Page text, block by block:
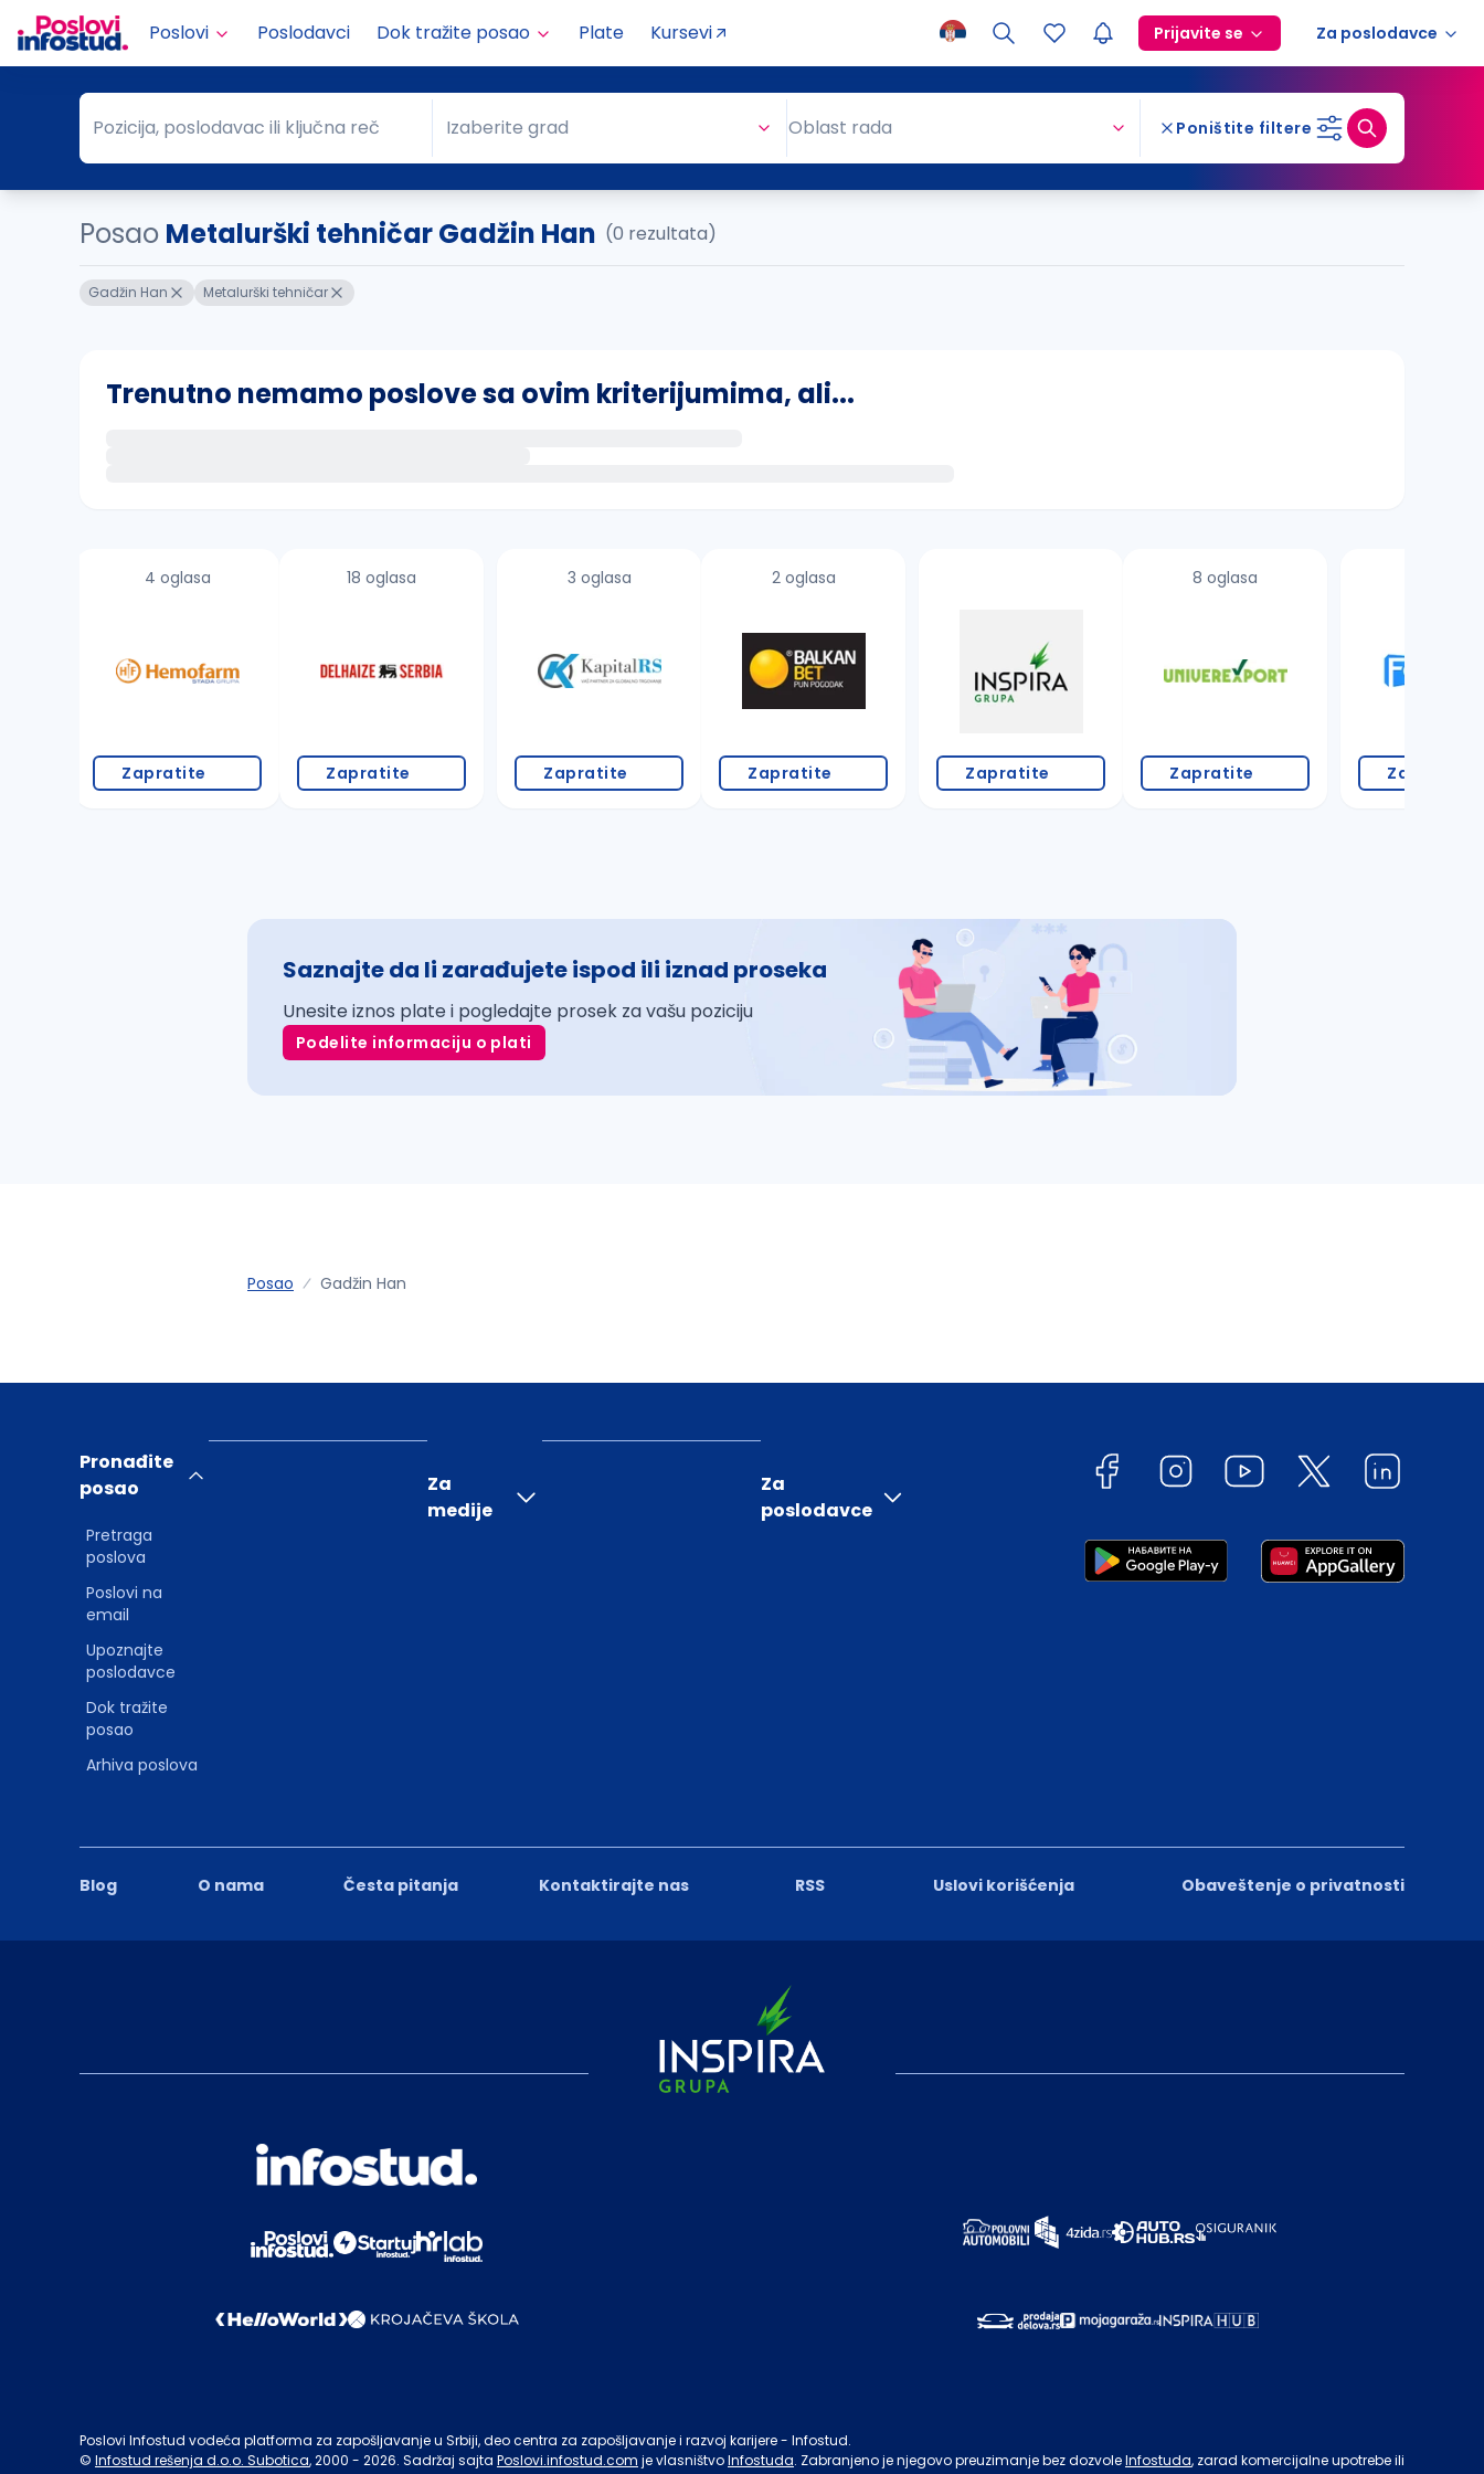
Poslovi Poslodavci Dok tražite posao Plate Kursevi Prijavite se Za poslodavce
Pozicija, poslodavac ili ključna reč
Pozicija, poslodavac ili ključna reč Grad
Izaberite grad Oblast rada Poništite filtere
Posao Metalurški tehničar Gadžin Han (0 rezultata)
Gadžin Han Metalurški tehničar
Trenutno nemamo poslove sa ovim kriterijumima, ali...
proverite pravopisne greške (koristite č, ć, š, đ, ž, dž)
4 oglasa
Zapratite
18 oglasa
Zapratite
3 oglasa
Zapratite
2 oglasa
Zapratite Zapratite
8 oglasa
Zapratite Zapratite
Saznajte da li zarađujete ispod ili iznad proseka
Unesite iznos plate i pogledajte prosek za vašu poziciju
Podelite informaciju o plati
Posao Gadžin Han
Blog O nama Česta pitanja Kontaktirajte nas RSS Uslovi korišćenja Obaveštenje o privatnosti
Pronađite
posao
Pretraga
poslova
Poslovi na
email
Upoznajte
poslodavce
Dok tražite
posao
Arhiva poslova
Za
medije
Za
poslodavce
Poslovi Infostud vodeća platforma za zapošljavanje u Srbiji, deo centra za zapošljavanje i razvoj karijere - Infostud.
© Infostud rešenja d.o.o. Subotica, 2000 - 2026. Sadržaj sajta Poslovi.infostud.com je vlasništvoInfostuda. Zabranjeno je njegovo preuzimanje bez dozvoleInfostuda, zarad komercijalne upotrebe ili